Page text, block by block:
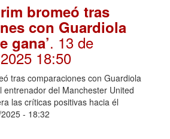
bromeó tras
con Guardiola
gana’. 13 de
18:50
tras comparaciones con Guardiola
entrenador del Manchester United
las críticas positivas hacia él
- 18:32